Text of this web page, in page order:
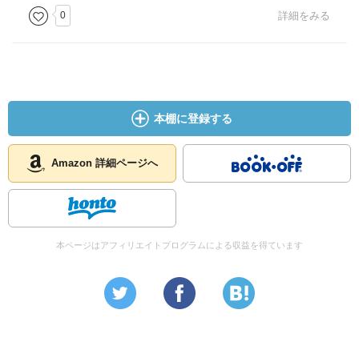
0 詳細をみる
本棚に登録する
Amazon 詳細ページへ
本ページはアフィリエイトプログラムによる収益を得ています